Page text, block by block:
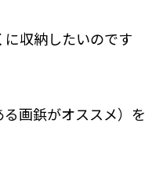
収納したいのです
画鋲がオススメ）を